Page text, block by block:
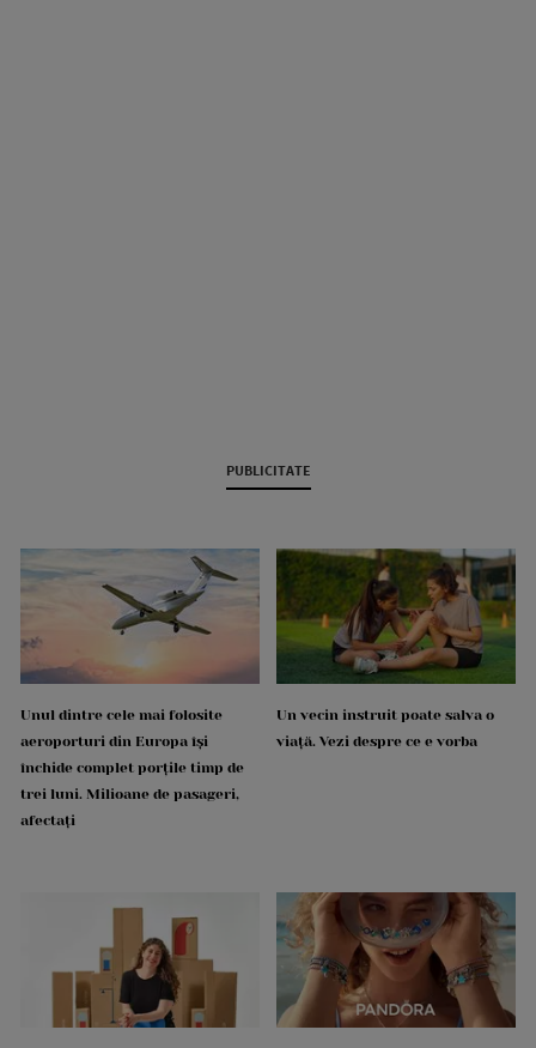
PUBLICITATE
Unul dintre cele mai folosite
aeroporturi din Europa își
închide complet porțile timp de
trei luni. Milioane de pasageri,
afectați
Un vecin instruit poate salva o
viață. Vezi despre ce e vorba